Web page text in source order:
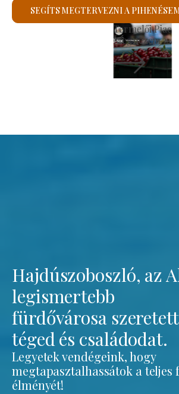
SEGÍTS MEGTERVEZNI A
Szent László Római Katolikus
Hajdúszoboszló, az
legismertebb
fürdővárosa
téged és családodat.
Legyetek vendégeink, hogy
megtapasztalhassátok a teljes
élményét!